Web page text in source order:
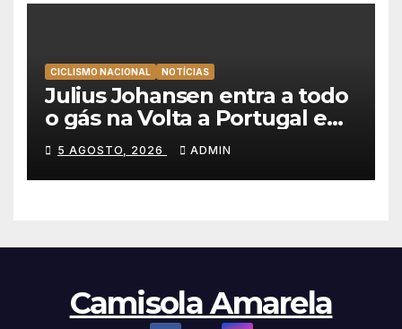
CICLISMO NACIONAL NOTÍCIAS
Julius Johansen entra a todo
o gás na Volta a Portugal e
lidera dobradinha da UAE
Team Emirates em Lisboa
5 AGOSTO, 2026 ADMIN
Camisola Amarela